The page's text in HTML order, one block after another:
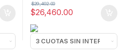
$26,460.00
$29,402.00